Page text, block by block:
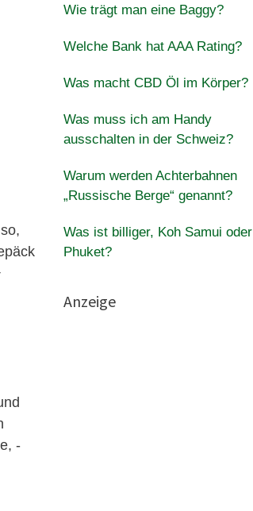
-
Wie trägt man eine Baggy?
Welche Bank hat AAA Rating?
Was macht CBD Öl im Körper?
Was muss ich am Handy
ausschalten in der Schweiz?
Warum werden Achterbahnen
„Russische Berge“ genannt?
Was ist billiger, Koh Samui oder
Phuket?
Anzeige